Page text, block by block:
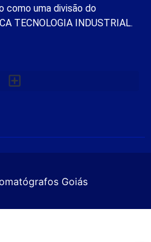
como uma divisão do
TECNOLOGIA INDUSTRIAL.
Goiás